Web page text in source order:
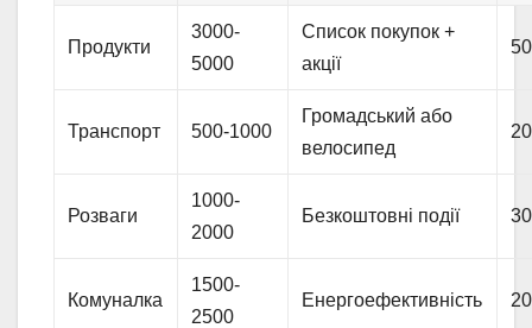
Продукти
3000-
5000
Список покупок +
акції
Транспорт 500-1000
Громадський або
велосипед
Розваги
1000-
2000
Безкоштовні події
Комуналка
1500-
2500
Енергоефективність